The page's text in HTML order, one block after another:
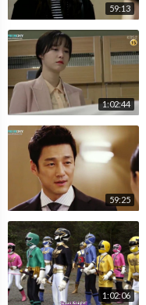
59:13
1:02:44
59:25
1:02:06